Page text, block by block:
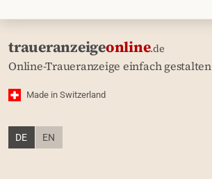
traueranzeigeonline.de
Online-Traueranzeige einfach gestalten
Made in Switzerland
DE EN